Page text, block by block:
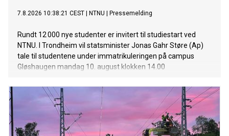
7.8.2026 10:38:21 CEST NTNU Pressemelding
Rundt 12 000 nye studenter er invitert til studiestart ved
NTNU. I Trondheim vil statsminister Jonas Gahr Støre (Ap)
tale til studentene under immatrikuleringen på campus
Gløshaugen mandag 10. august klokken 14.00